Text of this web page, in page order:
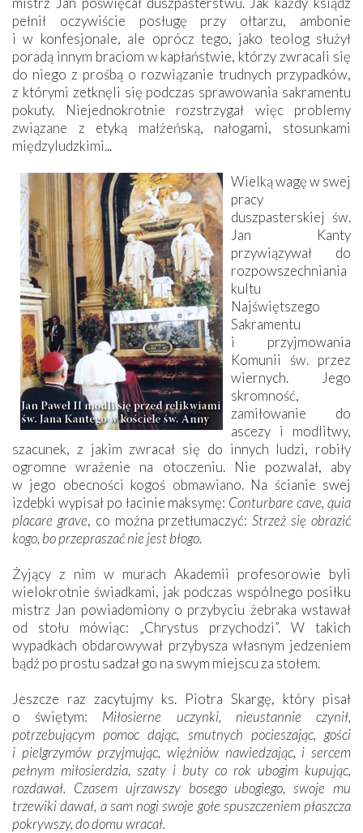
pełnił oczywiście posługę przy ołtarzu, ambonie
i w konfesjonale, ale oprócz tego, jako teolog służył
poradą innym braciom w kapłaństwie, którzy zwracali się
do niego z prośbą o rozwiązanie trudnych przypadków,
z którymi zetknęli się podczas sprawowania sakramentu
pokuty. Niejednokrotnie rozstrzygał więc problemy
związane z etyką małżeńską, nałogami, stosunkami
międzyludzkimi...
Wielką wagę w swej
pracy
duszpasterskiej św.
Jan Kanty
przywiązywał do
rozpowszechniania
kultu
Najświętszego
Sakramentu
i przyjmowania
Komunii św. przez
wiernych. Jego
skromność,
zamiłowanie do
ascezy i modlitwy,
szacunek, z jakim zwracał się do innych ludzi, robiły
ogromne wrażenie na otoczeniu. Nie pozwalał, aby
w jego obecności kogoś obmawiano. Na ścianie swej
izdebki wypisał po łacinie maksymę: Conturbare cave, quia
placare grave, co można przetłumaczyć:Strzeż się obrazić
kogo, bo przepraszać nie jest błogo.
Żyjący z nim w murach Akademii profesorowie byli
wielokrotnie świadkami, jak podczas wspólnego posiłku
mistrz Jan powiadomiony o przybyciu żebraka wstawał
od stołu mówiąc: „Chrystus przychodzi”. W takich
wypadkach obdarowywał przybysza własnym jedzeniem
bądź po prostu sadzał go na swym miejscu za stołem.
Jeszcze raz zacytujmy ks. Piotra Skargę, który pisał
o świętym: Miłosierne uczynki, nieustannie czynił,
potrzebującym pomoc dając, smutnych pocieszając, gości
i pielgrzymów przyjmując, więźniów nawiedzając, i sercem
pełnym miłosierdzia, szaty i buty co rok ubogim kupując,
rozdawał. Czasem ujrzawszy bosego ubogiego, swoje mu
trzewiki dawał, a sam nogi swoje gołe spuszczeniem płaszcza
pokrywszy, do domu wracał.